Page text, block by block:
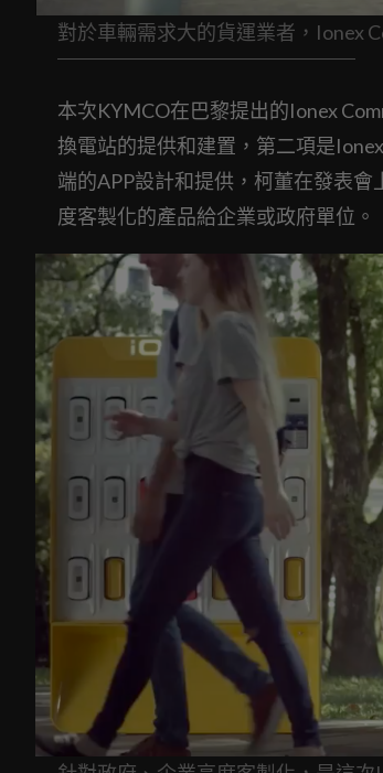
對於車輛需求大的貨運業者，Ionex
本次KYMCO在巴黎提出的Ionex
換電站的提供和建置，第二項是
端的APP設計和提供，柯董在發表
度客製化的產品給企業或政府單位。